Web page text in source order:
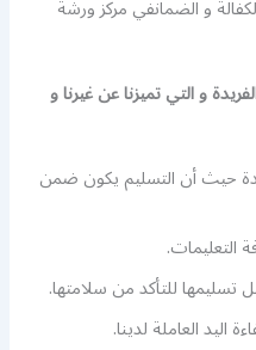
و الضمانفي مركز ورشة
و التي تميزنا عن غيرنا و
حيث أن التسليم يكون ضمن
التعليمات.
للتأكد من سلامتها.
اليد العاملة لدينا.